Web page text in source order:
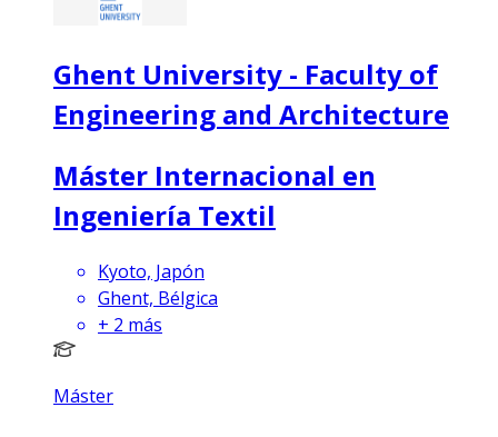
Ghent University - Faculty of
Engineering and Architecture
Máster Internacional en
Ingeniería Textil
Kyoto, Japón
Ghent, Bélgica
+ 2 más
Máster